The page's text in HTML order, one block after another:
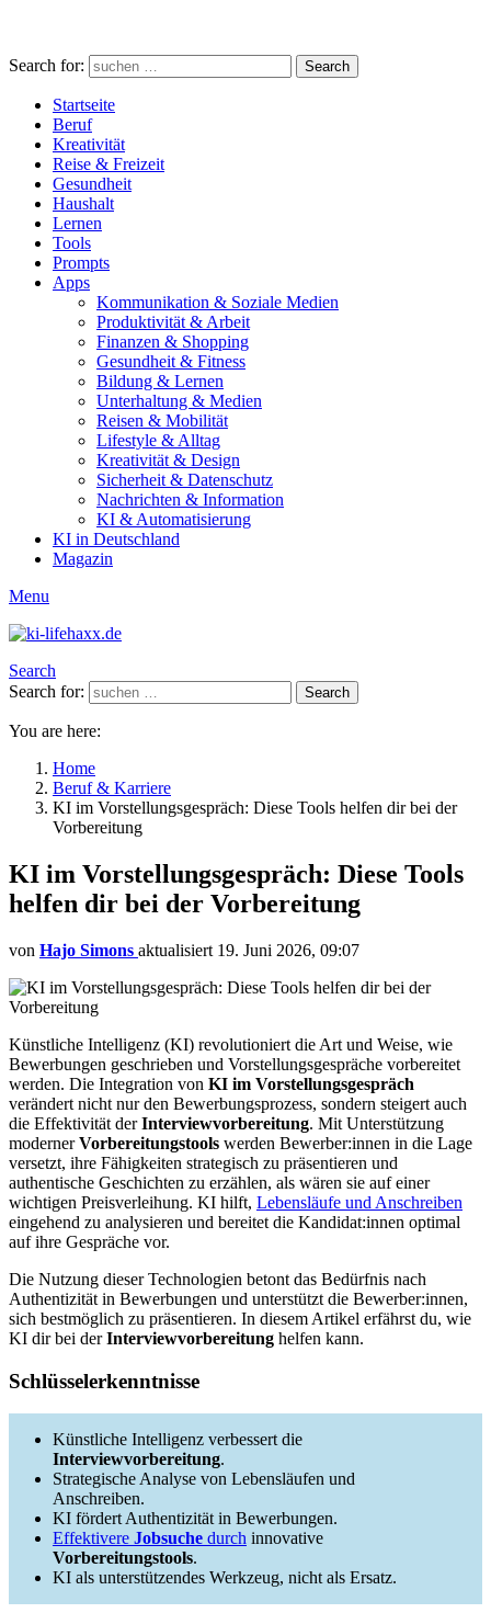
Search for: Search
Startseite
Beruf
Kreativität
Reise & Freizeit
Gesundheit
Haushalt
Lernen
Tools
Prompts
Apps
Kommunikation & Soziale Medien
Produktivität & Arbeit
Finanzen & Shopping
Gesundheit & Fitness
Bildung & Lernen
Unterhaltung & Medien
Reisen & Mobilität
Lifestyle & Alltag
Kreativität & Design
Sicherheit & Datenschutz
Nachrichten & Information
KI & Automatisierung
KI in Deutschland
Magazin
Menu
Search
Search for:
Search
You are here:
Home
Beruf & Karriere
KI im Vorstellungsgespräch: Diese Tools helfen dir bei der
Vorbereitung
KI im Vorstellungsgespräch: Diese Tools
helfen dir bei der Vorbereitung
von Hajo Simons aktualisiert 19. Juni 2026, 09:07
Künstliche Intelligenz (KI) revolutioniert die Art und Weise, wie
Bewerbungen geschrieben und Vorstellungsgespräche vorbereitet
werden. Die Integration von KI im Vorstellungsgespräch
verändert nicht nur den Bewerbungsprozess, sondern steigert auch
die Effektivität derInterviewvorbereitung. Mit Unterstützung
modernerVorbereitungstools werden Bewerber:innen in die Lage
versetzt, ihre Fähigkeiten strategisch zu präsentieren und
authentische Geschichten zu erzählen, als wären sie auf einer
wichtigen Preisverleihung. KI hilft, Lebensläufe und Anschreiben
eingehend zu analysieren und bereitet die Kandidat:innen optimal
auf ihre Gespräche vor.
Die Nutzung dieser Technologien betont das Bedürfnis nach
Authentizität in Bewerbungen und unterstützt die Bewerber:innen,
sich bestmöglich zu präsentieren. In diesem Artikel erfährst du, wie
KI dir bei derInterviewvorbereitung helfen kann.
Schlüsselerkenntnisse
Künstliche Intelligenz verbessert die
Interviewvorbereitung.
Strategische Analyse von Lebensläufen und
Anschreiben.
KI fördert Authentizität in Bewerbungen.
Effektivere Jobsuche durch innovative
Vorbereitungstools.
KI als unterstützendes Werkzeug, nicht als Ersatz.